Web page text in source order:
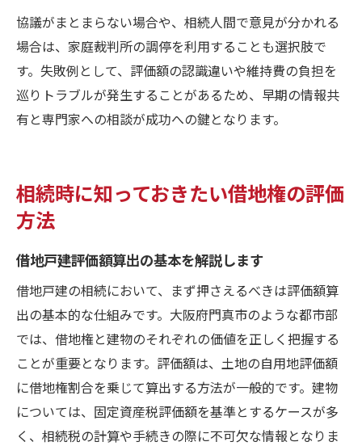
協議がまとまらない場合や、相続人間で意見が分かれる
場合は、家庭裁判所の調停を利用することも選択肢で
す。失敗例として、評価額の認識違いや維持費の負担を
巡りトラブルが発生することがあるため、早期の情報共
有と専門家への相談が成功への鍵となります。
相続時に知っておきたい借地権の評価
方法
借地戸建評価額算出の基本を解説します
借地戸建の相続において、まず押さえるべきは評価額算
出の基本的な仕組みです。大阪府門真市のような都市部
では、借地権と建物のそれぞれの価値を正しく把握する
ことが重要となります。評価額は、土地の自用地評価額
に借地権割合を乗じて算出する方法が一般的です。建物
については、固定資産税評価額を基準とするケースが多
く、相続税の計算や手続きの際に不可欠な情報となりま